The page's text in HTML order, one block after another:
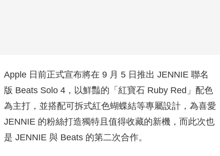
Apple 日前正式宣布將在 9 月 5 日推出 JENNIE 聯名
版 Beats Solo 4，以鮮豔的「紅寶石 Ruby Red」配色
為主打，並搭配可拆式紅色蝴蝶結等專屬設計，為喜愛
JENNIE 的粉絲打造獨特且值得收藏的新機，而此次也
是 JENNIE 與 Beats 的第二次合作。